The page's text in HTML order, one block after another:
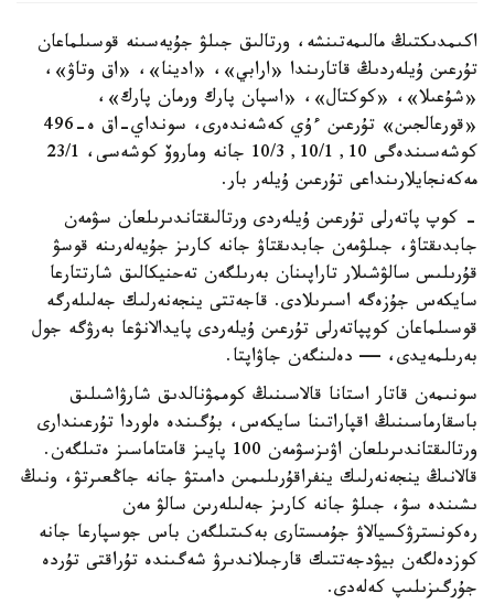
اكىمدىكتىڭ مالىمەتىنشە، ورتالىق جىلۋ جۇيەسىنە قوسىلماعان
تۇرعىن ۇيلەردىڭ قاتارىندا «ارابي»، «ادينا»، «اق وتاۋ»،
«شۇعىلا»، «كوكتال»، «اسپان پارك ورمان پارك»،
«قورعالجىن» تۇرعىن ءۇي كەشەندەرى، سونداي-اق ە-496
كوشەسىندەگى 10, 10/1, 10/3 جانە وماروۆ كوشەسى، 23/1
مەكەنجايلارىنداعى تۇرعىن ۇيلەر بار.
- كوپ پاتەرلى تۇرعىن ۇيلەردى ورتالىقتاندىرىلعان سۋمەن
جابدىقتاۋ، جىلۋمەن جابدىقتاۋ جانە كارىز جۇيەلەرىنە قوسۋ
قۇرىلىس سالۋشىلار تاراپىنان بەرىلگەن تەحنيكالىق شارتتارعا
سايكەس جۇزەگە اسىرىلادى. قاجەتتى ينجەنەرلىك جەلىلەرگە
قوسىلماعان كوپپاتەرلى تۇرعىن ۇيلەردى پايدالانۋعا بەرۋگە جول
بەرىلمەيدى، — دەلىنگەن جاۋاپتا.
سونىمەن قاتار استانا قالاسىنىڭ كوممۋنالدىق شارۋاشىلىق
باسقارماسىنىڭ اقپاراتىنا سايكەس، بۇگىندە ەلوردا تۇرعىندارى
ورتالىقتاندىرىلعان اۋىزسۋمەن 100 پايىز قامتاماسىز ەتىلگەن.
قالانىڭ ينجەنەرلىك ينفراقۇرىلىمىن دامىتۋ جانە جاڭعىرتۋ، ونىڭ
ىشىندە سۋ، جىلۋ جانە كارىز جەلىلەرىن سالۋ مەن
رەكونسترۋكسيالاۋ جۇمىستارى بەكىتىلگەن باس جوسپارعا جانە
كوزدەلگەن بيۋدجەتتىك قارجىلاندىرۋ شەگىندە تۇراقتى تۇردە
جۇرگىزىلىپ كەلەدى.